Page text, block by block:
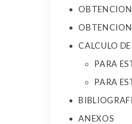
CALCULO
PARA
PARA
ANEXOS